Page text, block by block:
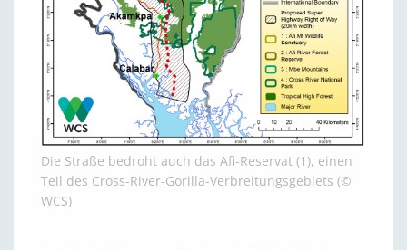
Die Straße bedroht auch das Afi-Reservat (1), einen
Teil des Cross-River-Gorilla-Verbreitungsgebiets (©
WCS)